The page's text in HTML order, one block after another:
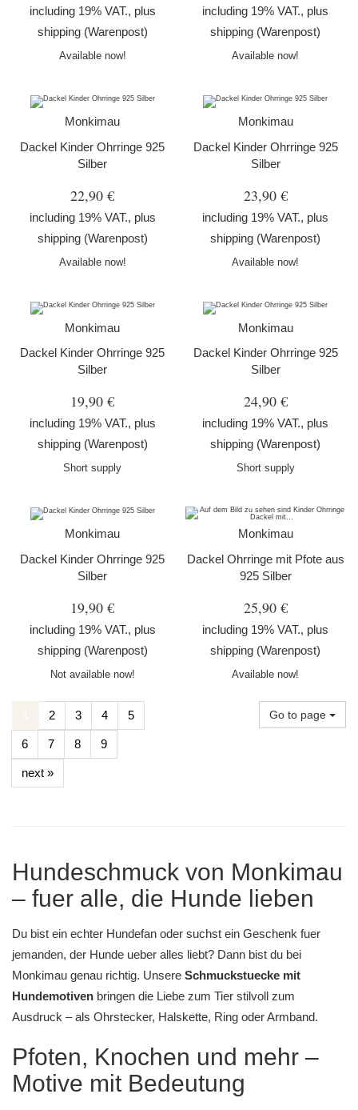
including 19% VAT., plus
shipping (Warenpost)
Available now!
including 19% VAT., plus
shipping (Warenpost)
Available now!
Monkimau
Dackel Kinder Ohrringe 925
Silber
22,90 €
including 19% VAT., plus
shipping (Warenpost)
Available now!
Monkimau
Dackel Kinder Ohrringe 925
Silber
23,90 €
including 19% VAT., plus
shipping (Warenpost)
Available now!
Monkimau
Dackel Kinder Ohrringe 925
Silber
19,90 €
including 19% VAT., plus
shipping (Warenpost)
Short supply
Monkimau
Dackel Kinder Ohrringe 925
Silber
24,90 €
including 19% VAT., plus
shipping (Warenpost)
Short supply
Monkimau
Dackel Kinder Ohrringe 925
Silber
19,90 €
including 19% VAT., plus
shipping (Warenpost)
Not available now!
Monkimau
Dackel Ohrringe mit Pfote aus
925 Silber
25,90 €
including 19% VAT., plus
shipping (Warenpost)
Available now!
2 3 4 5
6 7 8 9
next »
Go to page
Hundeschmuck von Monkimau
– fuer alle, die Hunde lieben
Du bist ein echter Hundefan oder suchst ein Geschenk fuer
jemanden, der Hunde ueber alles liebt? Dann bist du bei
Monkimau genau richtig. Unsere Schmuckstuecke mit
Hundemotiven bringen die Liebe zum Tier stilvoll zum
Ausdruck – als Ohrstecker, Halskette, Ring oderArmband.
Pfoten, Knochen und mehr –
Motive mit Bedeutung